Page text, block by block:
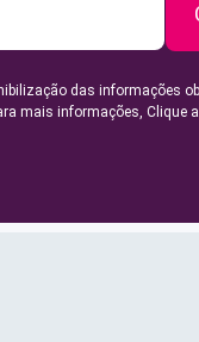
das informações
mais informações, Clique